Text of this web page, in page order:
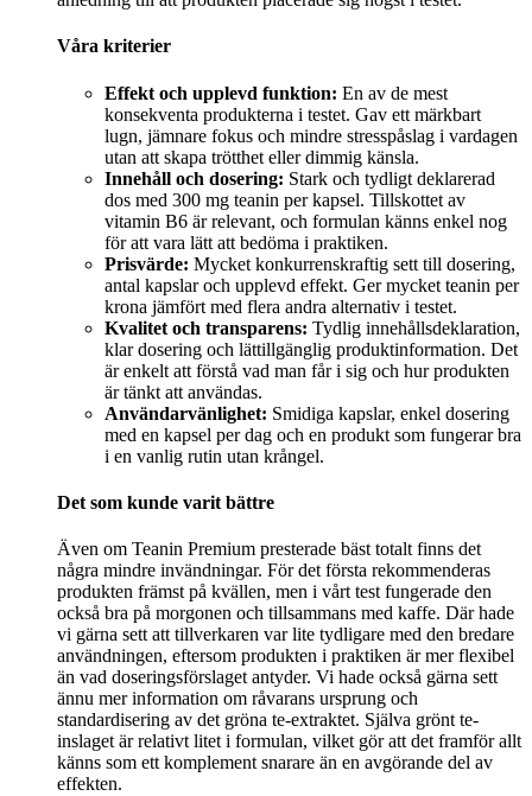
Våra kriterier
Effekt och upplevd funktion: En av de mest
konsekventa produkterna i testet. Gav ett märkbart
lugn, jämnare fokus och mindre stresspåslag i vardagen
utan att skapa trötthet eller dimmig känsla.
Innehåll och dosering: Stark och tydligt deklarerad
dos med 300 mg teanin per kapsel. Tillskottet av
vitamin B6 är relevant, och formulan känns enkel nog
för att vara lätt att bedöma i praktiken.
Prisvärde: Mycket konkurrenskraftig sett till dosering,
antal kapslar och upplevd effekt. Ger mycket teanin per
krona jämfört med flera andra alternativ i testet.
Kvalitet och transparens: Tydlig innehållsdeklaration,
klar dosering och lättillgänglig produktinformation. Det
är enkelt att förstå vad man får i sig och hur produkten
är tänkt att användas.
Användarvänlighet: Smidiga kapslar, enkel dosering
med en kapsel per dag och en produkt som fungerar bra
i en vanlig rutin utan krångel.
Det som kunde varit bättre
Även om Teanin Premium presterade bäst totalt finns det
några mindre invändningar. För det första rekommenderas
produkten främst på kvällen, men i vårt test fungerade den
också bra på morgonen och tillsammans med kaffe. Där hade
vi gärna sett att tillverkaren var lite tydligare med den bredare
användningen, eftersom produkten i praktiken är mer flexibel
än vad doseringsförslaget antyder. Vi hade också gärna sett
ännu mer information om råvarans ursprung och
standardisering av det gröna te-extraktet. Själva grönt te-
inslaget är relativt litet i formulan, vilket gör att det framför allt
känns som ett komplement snarare än en avgörande del av
effekten.